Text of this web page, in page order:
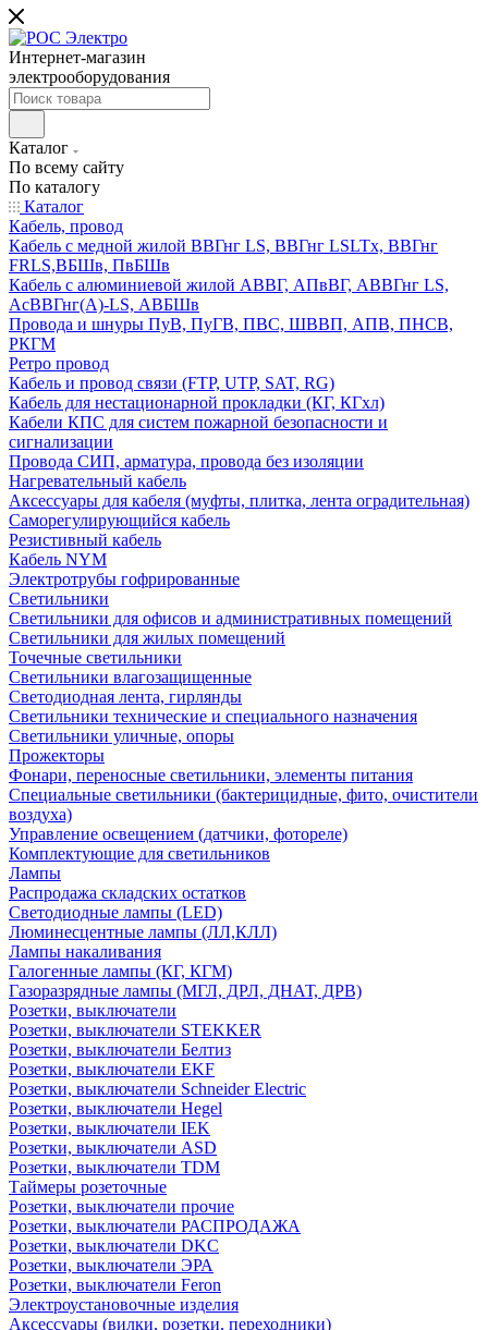
Интернет-магазин
электрооборудования
Каталог
По всему сайту
По каталогу
Каталог
Кабель, провод
Кабель с медной жилой ВВГнг LS, ВВГнг LSLTx, ВВГнг
FRLS,ВБШв, ПвБШв
Кабель с алюминиевой жилой АВВГ, АПвВГ, АВВГнг LS,
АсВВГнг(А)-LS, АВБШв
Провода и шнуры ПуВ, ПуГВ, ПВС, ШВВП, АПВ, ПНСВ,
РКГМ
Ретро провод
Кабель и провод связи (FTP, UTP, SAT, RG)
Кабель для нестационарной прокладки (КГ, КГхл)
Кабели КПС для систем пожарной безопасности и
сигнализации
Провода СИП, арматура, провода без изоляции
Нагревательный кабель
Аксессуары для кабеля (муфты, плитка, лента оградительная)
Саморегулирующийся кабель
Резистивный кабель
Кабель NYM
Электротрубы гофрированные
Светильники
Светильники для офисов и административных помещений
Светильники для жилых помещений
Точечные светильники
Светильники влагозащищенные
Светодиодная лента, гирлянды
Светильники технические и специального назначения
Светильники уличные, опоры
Прожекторы
Фонари, переносные светильники, элементы питания
Специальные светильники (бактерицидные, фито, очистители
воздуха)
Управление освещением (датчики, фотореле)
Комплектующие для светильников
Лампы
Распродажа складских остатков
Светодиодные лампы (LED)
Люминесцентные лампы (ЛЛ,КЛЛ)
Лампы накаливания
Галогенные лампы (КГ, КГМ)
Газоразрядные лампы (МГЛ, ДРЛ, ДНАТ, ДРВ)
Розетки, выключатели
Розетки, выключатели STEKKER
Розетки, выключатели Белтиз
Розетки, выключатели EKF
Розетки, выключатели Schneider Electric
Розетки, выключатели Hegel
Розетки, выключатели IEK
Розетки, выключатели ASD
Розетки, выключатели TDM
Таймеры розеточные
Розетки, выключатели прочие
Розетки, выключатели РАСПРОДАЖА
Розетки, выключатели DKC
Розетки, выключатели ЭРА
Розетки, выключатели Feron
Электроустановочные изделия
Аксессуары (вилки, розетки, переходники)